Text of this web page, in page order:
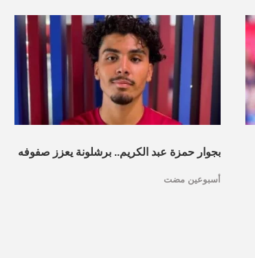
بجوار حمزة عبد الكريم.. برشلونة يعزز صفوفه
أسبوعين مضت